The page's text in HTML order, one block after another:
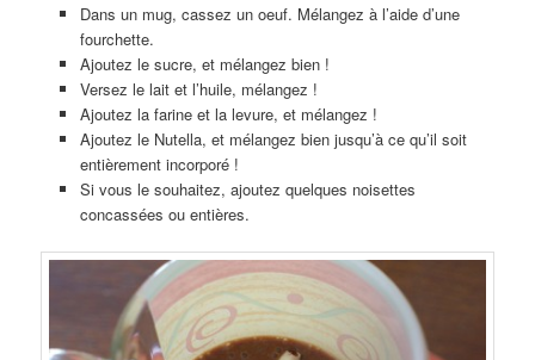
Dans un mug, cassez un oeuf. Mélangez à l’aide d’une
fourchette.
Ajoutez le sucre, et mélangez bien !
Versez le lait et l’huile, mélangez !
Ajoutez la farine et la levure, et mélangez !
Ajoutez le Nutella, et mélangez bien jusqu’à ce qu’il soit
entièrement incorporé !
Si vous le souhaitez, ajoutez quelques noisettes
concassées ou entières.